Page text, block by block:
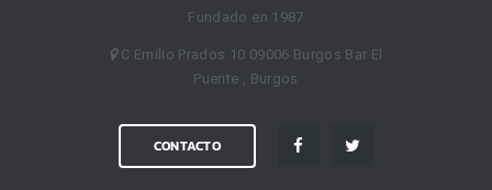
Fundado en 1987
C Emilio Prados 10 09006 Burgos Bar El
Puente , Burgos
CONTACTO